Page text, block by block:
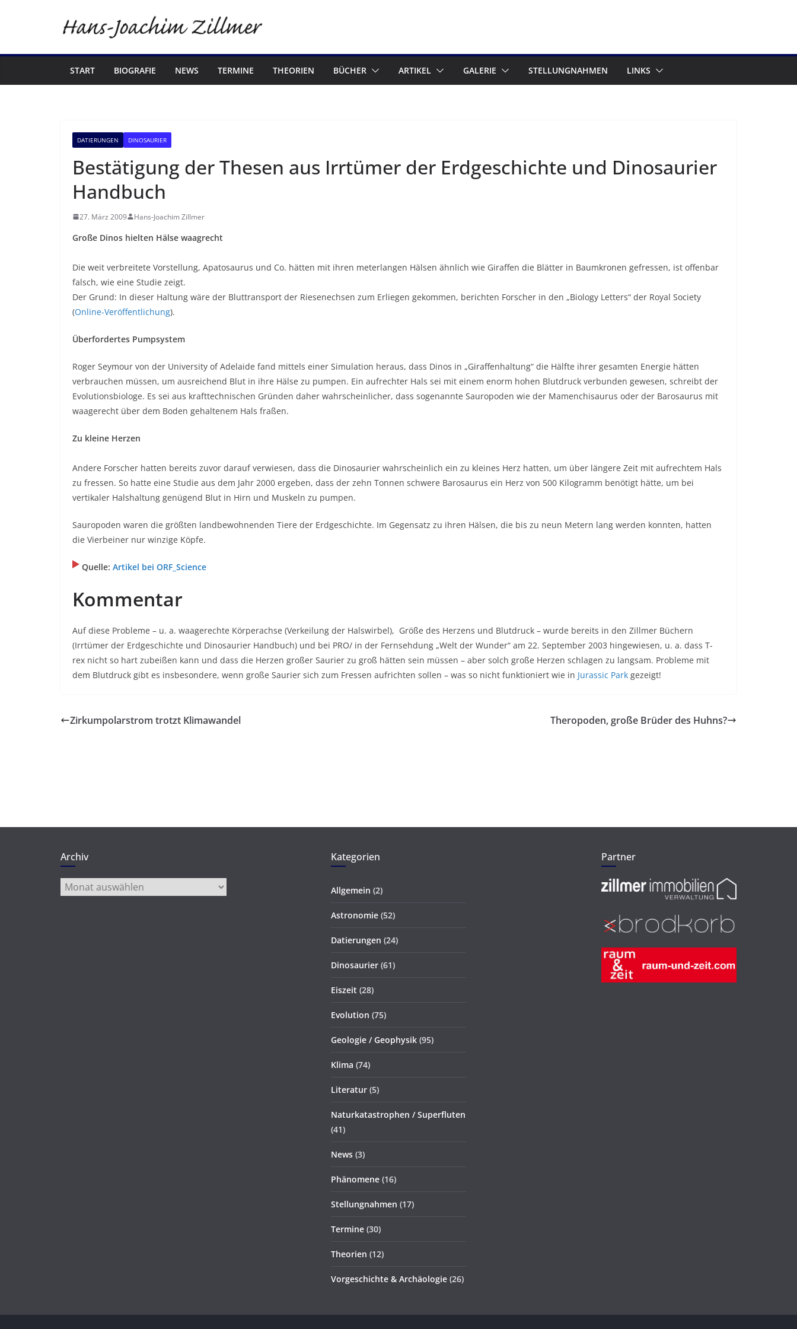
START BIOGRAFIE NEWS TERMINE THEORIEN BÜCHER ARTIKEL GALERIE STELLUNGNAHMEN LINKS
DATIERUNGEN DINOSAURIER
Bestätigung der Thesen aus Irrtümer der Erdgeschichte und Dinosaurier
Handbuch
27. März 2009 Hans-Joachim Zillmer
Große Dinos hielten Hälse waagrecht
Die weit verbreitete Vorstellung, Apatosaurus und Co. hätten mit ihren meterlangen Hälsen ähnlich wie Giraffen die Blätter in Baumkronen gefressen, ist offenbar
falsch, wie eine Studie zeigt.
Der Grund: In dieser Haltung wäre der Bluttransport der Riesenechsen zum Erliegen gekommen, berichten Forscher in den „Biology Letters“ der Royal Society
(Online-Veröffentlichung).
Überfordertes Pumpsystem
Roger Seymour von der University of Adelaide fand mittels einer Simulation heraus, dass Dinos in „Giraffenhaltung“ die Hälfte ihrer gesamten Energie hätten
verbrauchen müssen, um ausreichend Blut in ihre Hälse zu pumpen. Ein aufrechter Hals sei mit einem enorm hohen Blutdruck verbunden gewesen, schreibt der
Evolutionsbiologe. Es sei aus krafttechnischen Gründen daher wahrscheinlicher, dass sogenannte Sauropoden wie der Mamenchisaurus oder der Barosaurus mit
waagerecht über dem Boden gehaltenem Hals fraßen.
Zu kleine Herzen
Andere Forscher hatten bereits zuvor darauf verwiesen, dass die Dinosaurier wahrscheinlich ein zu kleines Herz hatten, um über längere Zeit mit aufrechtem Hals
zu fressen. So hatte eine Studie aus dem Jahr 2000 ergeben, dass der zehn Tonnen schwere Barosaurus ein Herz von 500 Kilogramm benötigt hätte, um bei
vertikaler Halshaltung genügend Blut in Hirn und Muskeln zu pumpen.
Sauropoden waren die größten landbewohnenden Tiere der Erdgeschichte. Im Gegensatz zu ihren Hälsen, die bis zu neun Metern lang werden konnten, hatten
die Vierbeiner nur winzige Köpfe.
Quelle: Artikel bei ORF_Science
Kommentar
Auf diese Probleme – u. a. waagerechte Körperachse (Verkeilung der Halswirbel), Größe des Herzens und Blutdruck – wurde bereits in den Zillmer Büchern
(Irrtümer der Erdgeschichte und Dinosaurier Handbuch) und bei PRO/ in der Fernsehdung „Welt der Wunder“ am 22. September 2003 hingewiesen, u. a. dass T-
rex nicht so hart zubeißen kann und dass die Herzen großer Saurier zu groß hätten sein müssen – aber solch große Herzen schlagen zu langsam. Probleme mit
dem Blutdruck gibt es insbesondere, wenn große Saurier sich zum Fressen aufrichten sollen – was so nicht funktioniert wie in Jurassic Park gezeigt!
Zirkumpolarstrom trotzt Klimawandel Theropoden, große Brüder des Huhns?
Archiv
Archiv
Kategorien
Allgemein (2)
Astronomie (52)
Datierungen (24)
Dinosaurier (61)
Eiszeit (28)
Evolution (75)
Geologie / Geophysik (95)
Klima (74)
Literatur (5)
Naturkatastrophen / Superfluten
(41)
News (3)
Phänomene (16)
Stellungnahmen (17)
Termine (30)
Theorien (12)
Vorgeschichte & Archäologie (26)
Partner